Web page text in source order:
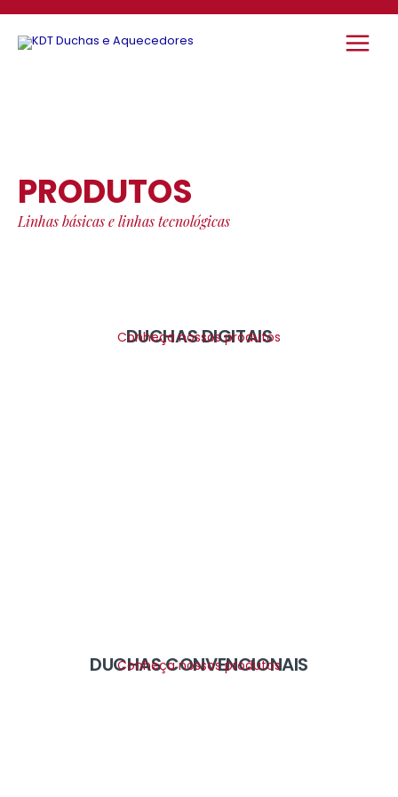
Main
PRODUTOS
Linhas básicas e linhas tecnológicas
DUCHAS DIGITAIS
Conheça nossos produtos
DUCHAS CONVENCIONAIS
Conheça nossos produtos